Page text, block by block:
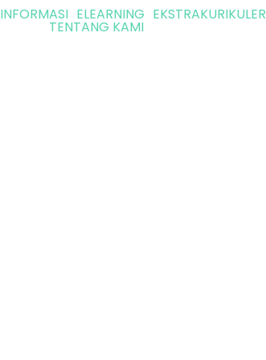
INFORMASI ELEARNING EKSTRAKURIKULER
TENTANG KAMI